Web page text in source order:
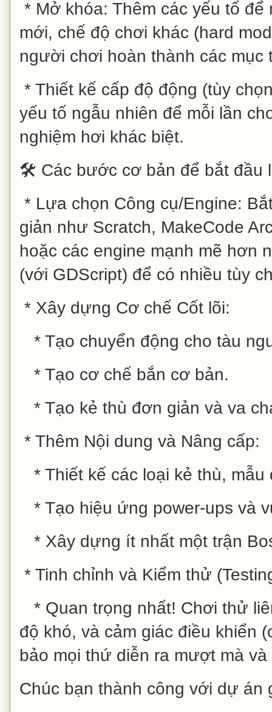
* Mở khóa: Thêm các yếu tố
mới, chế độ chơi khác (hard
người chơi hoàn thành các mục
* Thiết kế cấp độ động (tùy
yếu tố ngẫu nhiên để mỗi lần
nghiệm hơi khác biệt.
🛠️ Các bước cơ bản để bắt đầu
* Lựa chọn Công cụ/Engine:
giản như Scratch, MakeCode
hoặc các engine mạnh mẽ hơn
(với GDScript) để có nhiều tùy
* Xây dựng Cơ chế Cốt lõi:
* Tạo chuyển động cho tàu
* Tạo cơ chế bắn cơ bản.
* Tạo kẻ thù đơn giản và va
* Thêm Nội dung và Nâng cấp:
* Thiết kế các loại kẻ thù, mẫu
* Tạo hiệu ứng power-ups và
* Xây dựng ít nhất một trận
* Tinh chỉnh và Kiểm thử
* Quan trọng nhất! Chơi thử
độ khó, và cảm giác điều khiển
bảo mọi thứ diễn ra mượt mà và
Chúc bạn thành công với dự án